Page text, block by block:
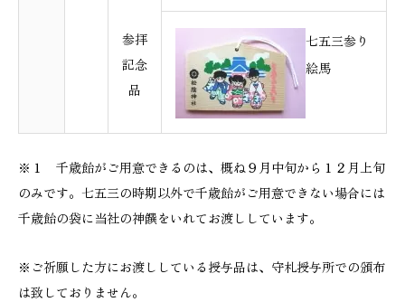
参拝
記念
品
七五三参り
絵馬
※１ 千歳飴がご用意できるのは、概ね９月中旬から１２月上旬
のみです。七五三の時期以外で千歳飴がご用意できない場合には
千歳飴の袋に当社の神饌をいれてお渡ししています。
※ご祈願した方にお渡ししている授与品は、守札授与所での頒布
は致しておりません。